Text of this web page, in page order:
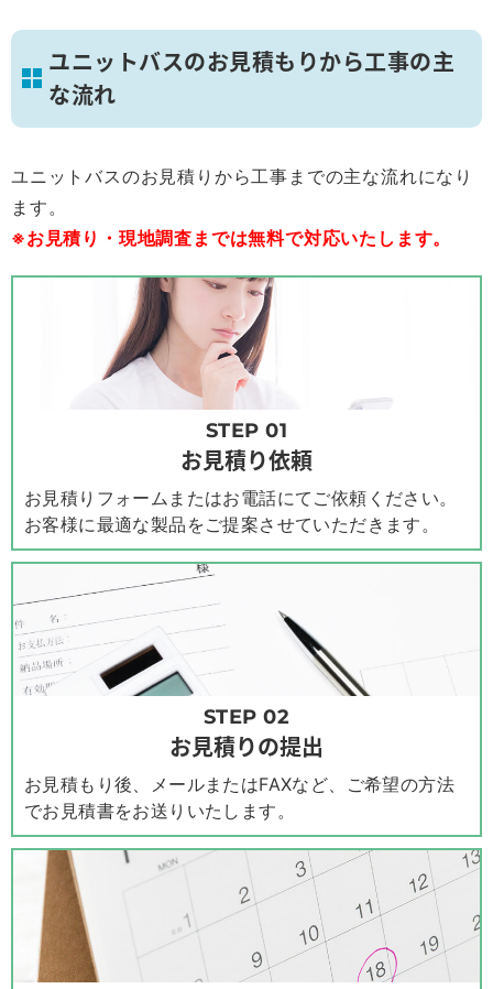
ユニットバスのお見積もりから工事の主
な流れ
ユニットバスのお見積りから工事までの主な流れになり
ます。
※お見積り・現地調査までは無料で対応いたします。
STEP 01
お見積り依頼
お見積りフォームまたはお電話にてご依頼ください。
お客様に最適な製品をご提案させていただきます。
STEP 02
お見積りの提出
お見積もり後、メールまたはFAXなど、ご希望の方法
でお見積書をお送りいたします。